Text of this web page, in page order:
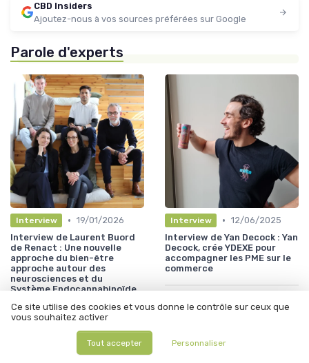
CBD Insiders
Ajoutez-nous à vos sources préférées sur Google
Parole d'experts
Interview • 19/01/2026
Interview de Laurent Buord
de Renact : Une nouvelle
approche du bien-être
approche autour des
neurosciences et du
Système Endocannabinoïde
Interview • 12/06/2025
Interview de Yan Decock : Yan
Decock, crée YDEXE pour
accompagner les PME sur le
commerce
Ce site utilise des cookies et vous donne le contrôle sur ceux que
vous souhaitez activer
Tout accepter Personnaliser